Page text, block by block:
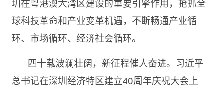
圳在粤港澳大湾区建设的重要引擎作用，抢抓全
球科技革命和产业变革机遇，不断畅通产业循
环、市场循环、经济社会循环。
四十载波澜壮阔，新征程催人奋进。习近平
总书记在深圳经济特区建立40周年庆祝大会上